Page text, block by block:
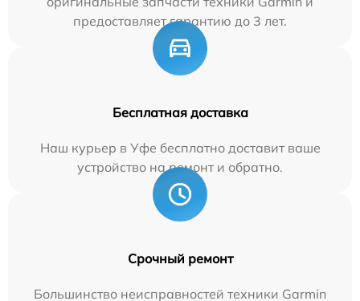
предоставляет гарантию до 3 лет.
Бесплатная доставка
Наш курьер в Уфе бесплатно доставит ваше
устройство на ремонт и обратно.
Срочный ремонт
Большинство неисправностей техники Garmin